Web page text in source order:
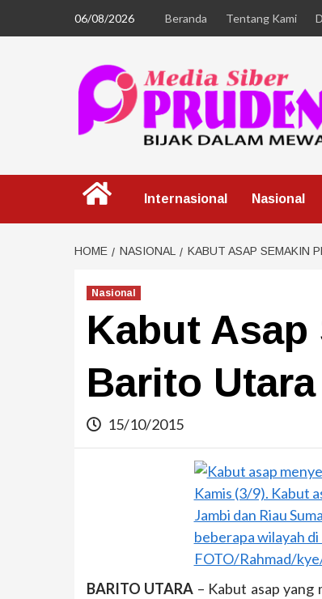
06/08/2026 Beranda Tentang Kami
Internasional Nasional
HOME NASIONAL KABUT ASAP SEMAKIN
Nasional
Kabut Asap
Barito Utara
15/10/2015
BARITO UTARA – Kabut asap yang